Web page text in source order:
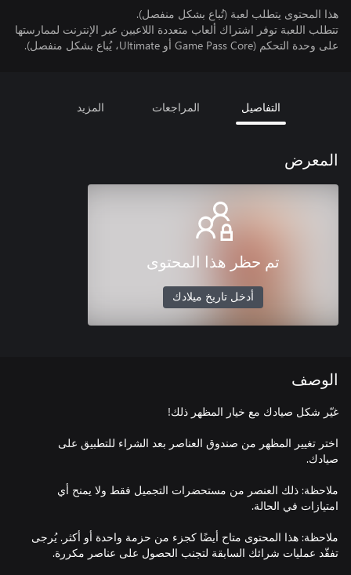
هذا المحتوى يتطلب لعبة (تُباع بشكل منفصل).
تتطلب اللعبة توفر اشتراك ألعاب متعددة اللاعبين عبر الإنترنت لممارستها
على وحدة التحكم (Game Pass Core أو Ultimate، يُباع بشكل منفصل).
التفاصيل المراجعات المزيد
المعرض
تم حظر هذا المحتوى
أدخل تاريخ ميلادك
الوصف
اختر تغيير المظهر من صندوق العناصر بعد الشراء للتطبيق على
ملاحظة: ذلك العنصر من مستحضرات التجميل فقط ولا يمنح أي
ملاحظة: هذا المحتوى متاح أيضًا كجزء من حزمة واحدة أو أكثر. يُرجى
تفقّد عمليات شرائك السابقة لتجنب الحصول على عناصر مكررة.